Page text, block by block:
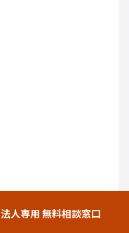
法人専用 無料相談窓口